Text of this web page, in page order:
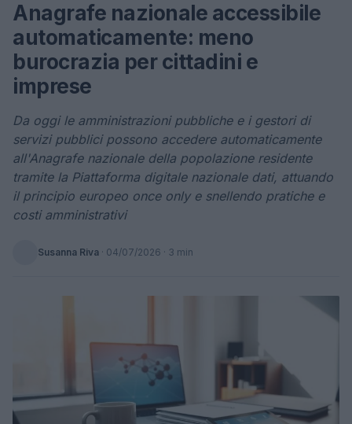
Anagrafe nazionale accessibile
automaticamente: meno
burocrazia per cittadini e
imprese
Da oggi le amministrazioni pubbliche e i gestori di
servizi pubblici possono accedere automaticamente
all'Anagrafe nazionale della popolazione residente
tramite la Piattaforma digitale nazionale dati, attuando
il principio europeo once only e snellendo pratiche e
costi amministrativi
Susanna Riva · 04/07/2026 · 3 min